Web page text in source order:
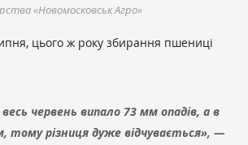
«Новомосковськ Агро»
цього ж року збирання пшениці
червень випало 73 мм опадів, а в
тому різниця дуже відчувається», —